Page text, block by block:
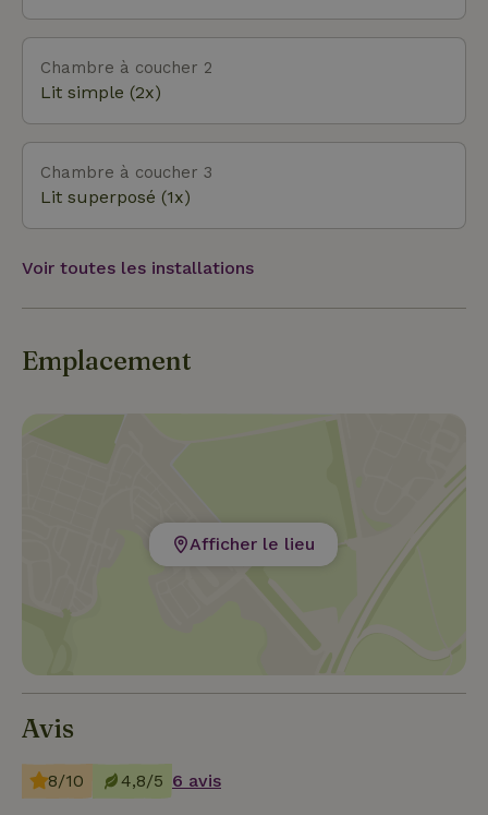
terrasse. Une allée partant de la route mène à un
grand parking à côté de la maison. Merci de nous
contacter via le bouton ci-dessous avant de faire
une réservation, afin que nous puissions te faire
savoir le plus tôt possible si la maison est disponible
et nous serons heureux de te donner plus
d'informations sur la maison.
Chambre à coucher 2
Lit simple (2x)
Chambre à coucher 3
Lit superposé (1x)
Voir toutes les installations
Emplacement
Afficher le lieu
Avis
8/10 4,8/5 6 avis